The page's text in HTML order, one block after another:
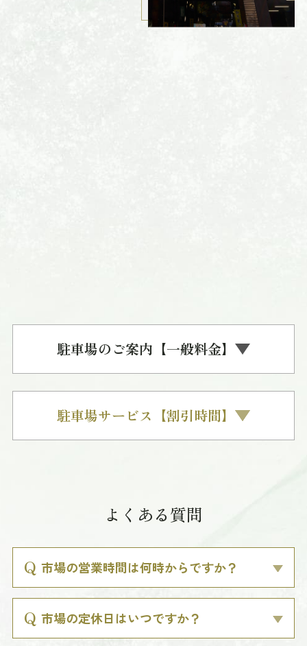
駐車場のご案内【一般料金】
駐車場サービス【割引時間】
よくある質問
市場の営業時間は何時からですか？
市場の定休日はいつですか？